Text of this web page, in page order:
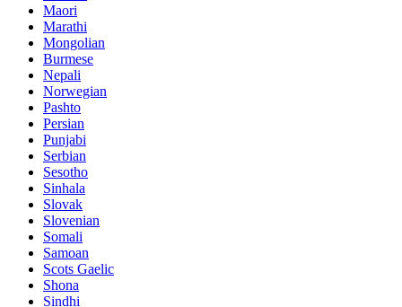
Maori
Marathi
Mongolian
Burmese
Nepali
Norwegian
Pashto
Persian
Punjabi
Serbian
Sesotho
Sinhala
Slovak
Slovenian
Somali
Samoan
Scots Gaelic
Shona
Sindhi